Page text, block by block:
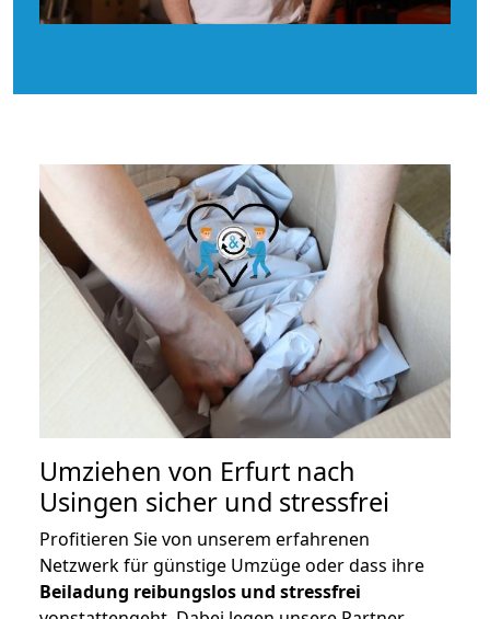
Umziehen von Erfurt nach
Usingen sicher und stressfrei
Profitieren Sie von unserem erfahrenen
Netzwerk für günstige Umzüge oder dass ihre
Beiladung reibungslos und stressfrei